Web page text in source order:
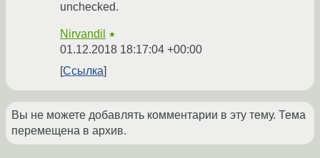
unchecked.
Nirvandil ★
01.12.2018 18:17:04 +00:00
Ссылка
Вы не можете добавлять комментарии в эту тему. Тема
перемещена в архив.